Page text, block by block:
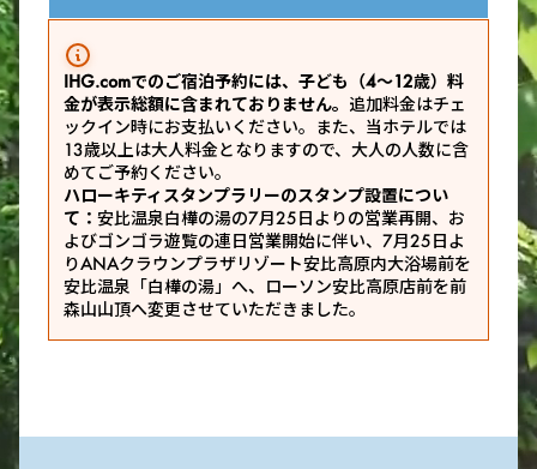
IHG.comでのご宿泊予約には、子ども（4～12歳）料
金が表示総額に含まれておりません。 追加料金はチェ
ックイン時にお支払いください。また、当ホテルでは
13歳以上は大人料金となりますので、大人の人数に含
めてご予約ください。
ハローキティスタンプラリーのスタンプ設置につい
て： 安比温泉白樺の湯の7月25日よりの営業再開、お
よびゴンゴラ遊覧の連日営業開始に伴い、7月25日よ
りANAクラウンプラザリゾート安比高原内大浴場前を
安比温泉「白樺の湯」へ、ローソン安比高原店前を前
森山山頂へ変更させていただきました。